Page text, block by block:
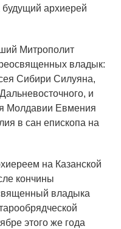
архиерей
Митрополит
владык:
Сибири Силуяна,
и
Молдавии Евмения
в сан епископа на
на Казанской
кончины
владыка
этого же года